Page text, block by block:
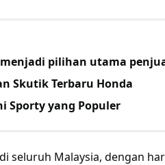
pilihan utama
Skutik Terbaru Honda
Sporty yang Populer
seluruh Malaysia, dengan